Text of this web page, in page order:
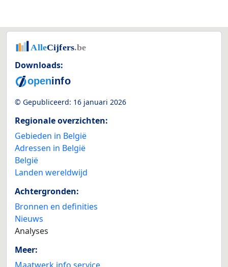
Downloads:
© Gepubliceerd: 16 januari 2026
Regionale overzichten:
Gebieden in België
Adressen in België
België
Landen wereldwijd
Achtergronden:
Bronnen en definities
Nieuws
Analyses
Meer: